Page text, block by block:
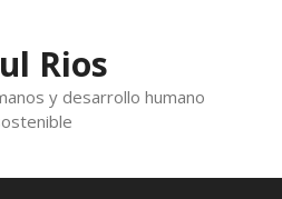
Rios
y desarrollo humano